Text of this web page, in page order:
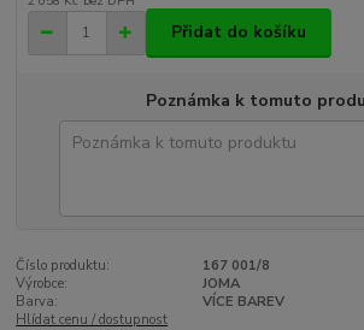
Přidat do košíku
Poznámka k tomuto
Číslo produktu:
167 001/8
Výrobce:
JOMA
Barva:
VÍCE BAREV
Hlídat cenu / dostupnost